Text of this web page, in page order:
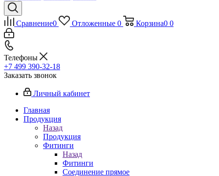
Сравнение0 Отложенные 0 Корзина0 0
Телефоны
+7 499 390-32-18
Заказать звонок
Личный кабинет
Главная
Продукция
Назад
Продукция
Фитинги
Назад
Фитинги
Соединение прямое